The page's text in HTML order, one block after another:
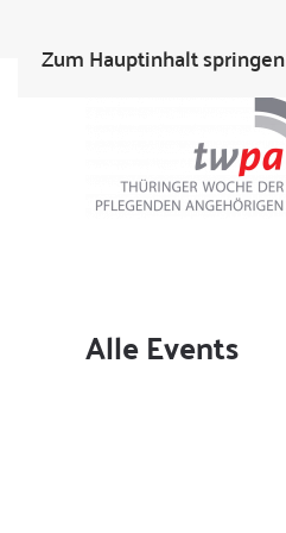
Zum Hauptinhalt springen
Alle Events